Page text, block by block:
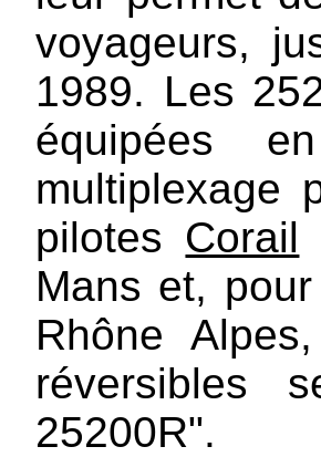
voyageurs,
1989. Les
équipées
multiplexage
pilotes Corail
Mans et,
Rhône
réversibles
25200R".